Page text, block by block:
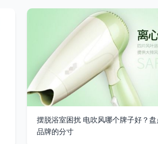
摆脱浴室困扰 电吹风哪个牌子好？
品牌的分寸